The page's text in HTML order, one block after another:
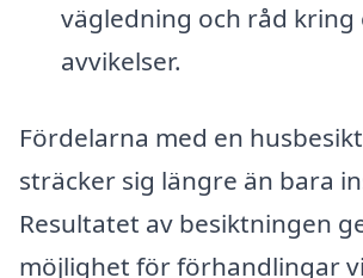
vägledning och råd kring
avvikelser.
Fördelarna med en
sträcker sig längre än bara
Resultatet av besiktningen
möjlighet för förhandlingar